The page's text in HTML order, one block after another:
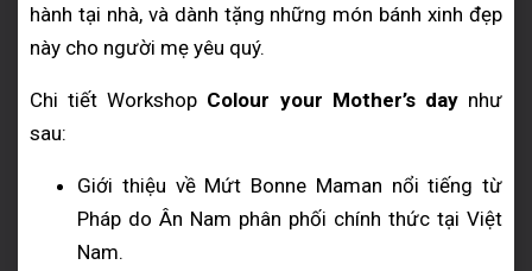
hành tại nhà, và dành tặng những món bánh xinh đẹp
này cho người mẹ yêu quý.
Chi tiết Workshop Colour your Mother’s day như
sau:
Giới thiệu về Mứt Bonne Maman nổi tiếng từ
Pháp do Ân Nam phân phối chính thức tại Việt
Nam.